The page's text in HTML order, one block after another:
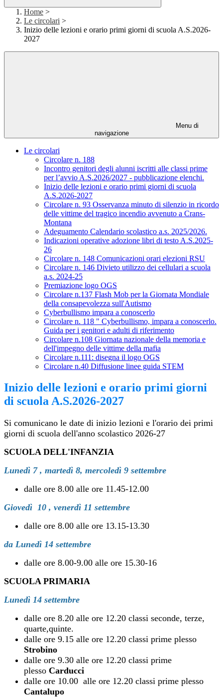
Home >
Le circolari >
Inizio delle lezioni e orario primi giorni di scuola A.S.2026-
2027
Menu di
navigazione
Le circolari
Circolare n. 188
Incontro genitori degli alunni iscritti alle classi prime
per l’avvio A.S.2026/2027 - pubblicazione elenchi.
Inizio delle lezioni e orario primi giorni di scuola
A.S.2026-2027
Circolare n. 93 Osservanza minuto di silenzio in ricordo
delle vittime del tragico incendio avvenuto a Crans-
Montana
Adeguamento Calendario scolastico a.s. 2025/2026.
Indicazioni operative adozione libri di testo A.S.2025-
26
Circolare n. 148 Comunicazioni orari elezioni RSU
Circolare n. 146 Divieto utilizzo dei cellulari a scuola
a.s. 2024-25
Premiazione logo OGS
Circolare n.137 Flash Mob per la Giornata Mondiale
della consapevolezza sull'Autismo
Cyberbullismo impara a conoscerlo
Circolare n. 118 " Cyberbullismo, impara a conoscerlo.
Guida per i genitori e adulti di riferimento
Circolare n.108 Giornata nazionale della memoria e
dell'impegno delle vittime della mafia
Circolare n.111: disegna il logo OGS
Circolare n.40 Diffusione linee guida STEM
Inizio delle lezioni e orario primi giorni
di scuola A.S.2026-2027
Si comunicano le date di inizio lezioni e l'orario dei primi
giorni di scuola dell'anno scolastico 2026-27
SCUOLA DELL'INFANZIA
Lunedì 7 , martedì 8, mercoledì 9 settembre
dalle ore 8.00 alle ore 11.45-12.00
Giovedì 10 , venerdì 11 settembre
dalle ore 8.00 alle ore 13.15-13.30
da Lunedì 14 settembre
dalle ore 8.00-9.00 alle ore 15.30-16
SCUOLA PRIMARIA
Lunedì 14 settembre
dalle ore 8.20 alle ore 12.20 classi seconde, terze,
quarte,quinte.
dalle ore 9.15 alle ore 12.20 classi prime plesso
Strobino
dalle ore 9.30 alle ore 12.20 classi prime
plesso Carducci
dalle ore 10.00 alle ore 12.20 classi prime plesso
Cantalupo